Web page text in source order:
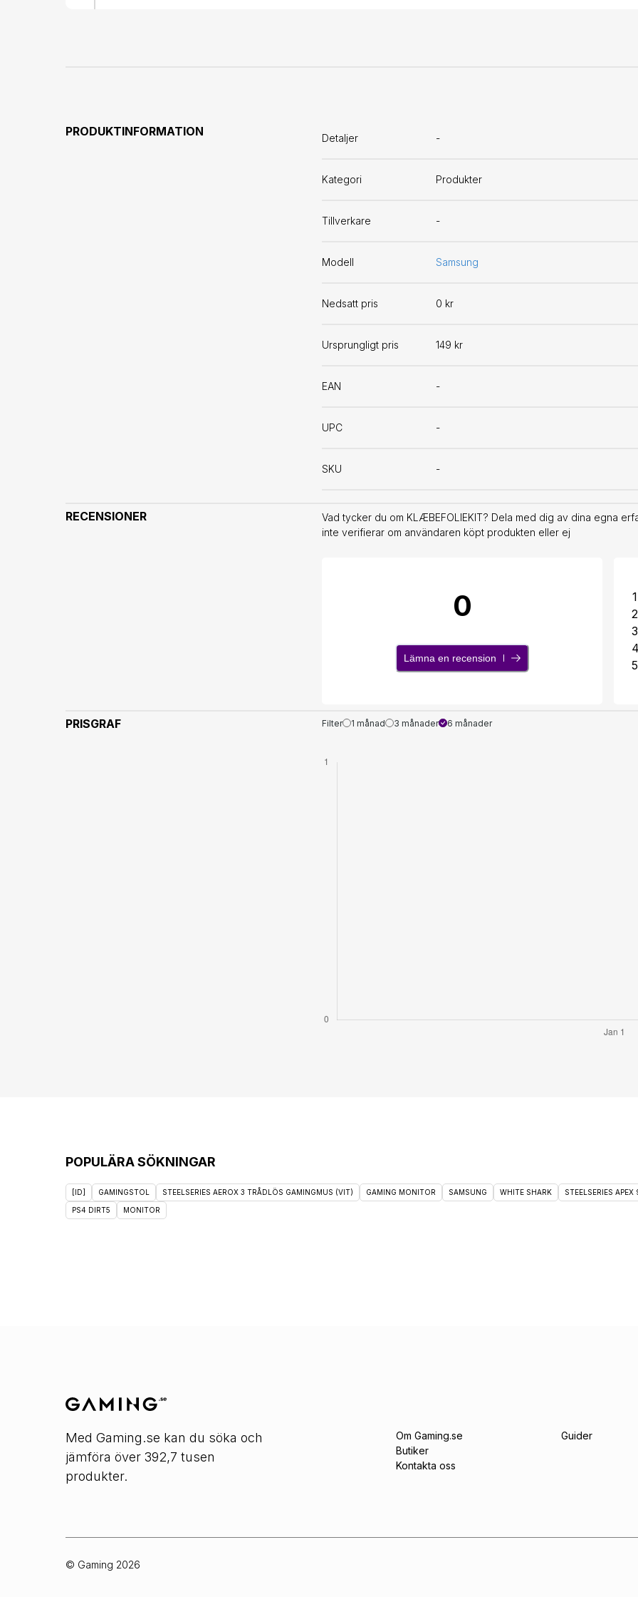
PRODUKTINFORMATION
Detaljer -
Kategori Produkter
Tillverkare -
Modell Samsung
Nedsatt pris 0 kr
Ursprungligt pris 149 kr
EAN -
UPC -
SKU -
RECENSIONER
Vad tycker du om KLÆBEFOLIEKIT? Dela med dig av dina egna
inte verifierar om användaren köpt produkten eller ej
0
Lämna en recension
1
2
3
4
5
PRISGRAF Filter 1 månad 3 månader 6 månader
POPULÄRA SÖKNINGAR
[ID] GAMINGSTOL STEELSERIES AEROX 3 TRÅDLÖS GAMINGMUS (VIT) GAMING MONITOR SAMSUNG WHITE SHARK STEELSERIES
PS4 DIRT5 MONITOR
Med Gaming.se kan du söka och
jämföra över 392,7 tusen
produkter.
Om Gaming.se
Butiker
Kontakta oss
Guider
© Gaming 2026